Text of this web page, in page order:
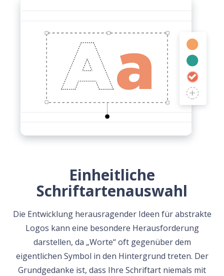
Einheitliche
Schriftartenauswahl
Die Entwicklung herausragender Ideen für abstrakte
Logos kann eine besondere Herausforderung
darstellen, da „Worte“ oft gegenüber dem
eigentlichen Symbol in den Hintergrund treten. Der
Grundgedanke ist, dass Ihre Schriftart niemals mit